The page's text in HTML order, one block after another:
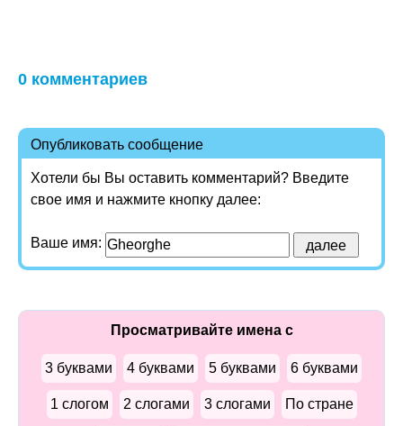
0 комментариев
Опубликовать сообщение
Хотели бы Вы оставить комментарий? Введите
свое имя и нажмите кнопку далее:
Ваше имя:
Просматривайте имена с
3 буквами 4 буквами 5 буквами 6 буквами
1 слогом 2 слогами 3 слогами По стране